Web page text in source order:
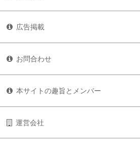
広告掲載
お問合わせ
本サイトの趣旨とメンバー
運営会社